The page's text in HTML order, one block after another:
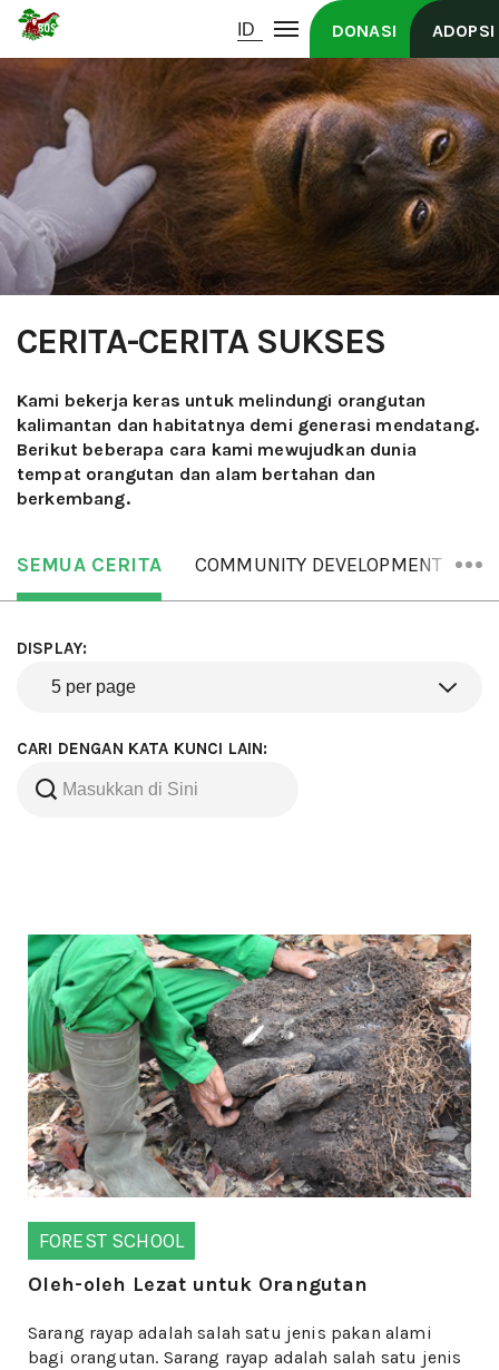
DONASI ADOPSI
CERITA-CERITA SUKSES
Kami bekerja keras untuk melindungi orangutan
kalimantan dan habitatnya demi generasi mendatang.
Berikut beberapa cara kami mewujudkan dunia
tempat orangutan dan alam bertahan dan
berkembang.
SEMUA CERITA COMMUNITY DEVELOPMENT
DISPLAY:
CARI DENGAN KATA KUNCI LAIN:
FOREST SCHOOL
Oleh-oleh Lezat untuk Orangutan
Sarang rayap adalah salah satu jenis pakan alami
bagi orangutan. Sarang rayap adalah salah satu jenis